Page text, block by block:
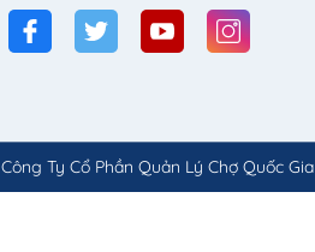
Công Ty Cổ Phần Quản Lý Chợ Quốc Gia